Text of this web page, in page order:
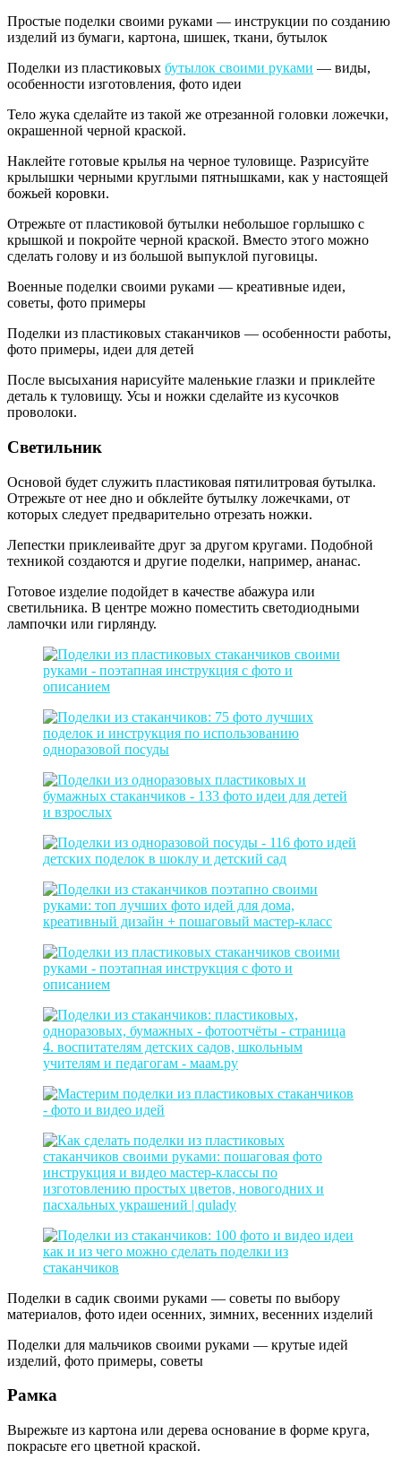
Простые поделки своими руками — инструкции по созданию
изделий из бумаги, картона, шишек, ткани, бутылок
Поделки из пластиковых бутылок своими руками — виды,
особенности изготовления, фото идеи
Тело жука сделайте из такой же отрезанной головки ложечки,
окрашенной черной краской.
Наклейте готовые крылья на черное туловище. Разрисуйте
крылышки черными круглыми пятнышками, как у настоящей
божьей коровки.
Отрежьте от пластиковой бутылки небольшое горлышко с
крышкой и покройте черной краской. Вместо этого можно
сделать голову и из большой выпуклой пуговицы.
Военные поделки своими руками — креативные идеи,
советы, фото примеры
Поделки из пластиковых стаканчиков — особенности работы,
фото примеры, идеи для детей
После высыхания нарисуйте маленькие глазки и приклейте
деталь к туловищу. Усы и ножки сделайте из кусочков
проволоки.
Светильник
Основой будет служить пластиковая пятилитровая бутылка.
Отрежьте от нее дно и обклейте бутылку ложечками, от
которых следует предварительно отрезать ножки.
Лепестки приклеивайте друг за другом кругами. Подобной
техникой создаются и другие поделки, например, ананас.
Готовое изделие подойдет в качестве абажура или
светильника. В центре можно поместить светодиодными
лампочки или гирлянду.
Поделки в садик своими руками — советы по выбору
материалов, фото идеи осенних, зимних, весенних изделий
Поделки для мальчиков своими руками — крутые идей
изделий, фото примеры, советы
Рамка
Вырежьте из картона или дерева основание в форме круга,
покрасьте его цветной краской.